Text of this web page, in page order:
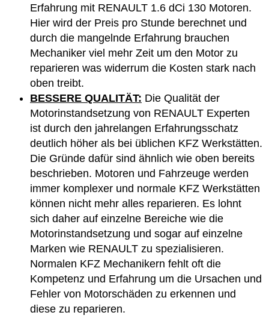
Erfahrung mit RENAULT 1.6 dCi 130 Motoren.
Hier wird der Preis pro Stunde berechnet und
durch die mangelnde Erfahrung brauchen
Mechaniker viel mehr Zeit um den Motor zu
reparieren was widerrum die Kosten stark nach
oben treibt.
BESSERE QUALITÄT: Die Qualität der
Motorinstandsetzung von RENAULT Experten
ist durch den jahrelangen Erfahrungsschatz
deutlich höher als bei üblichen KFZ Werkstätten.
Die Gründe dafür sind ähnlich wie oben bereits
beschrieben. Motoren und Fahrzeuge werden
immer komplexer und normale KFZ Werkstätten
können nicht mehr alles reparieren. Es lohnt
sich daher auf einzelne Bereiche wie die
Motorinstandsetzung und sogar auf einzelne
Marken wie RENAULT zu spezialisieren.
Normalen KFZ Mechanikern fehlt oft die
Kompetenz und Erfahrung um die Ursachen und
Fehler von Motorschäden zu erkennen und
diese zu reparieren.